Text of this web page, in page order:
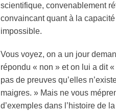
scientifique, convenablement
convaincant quant à la
impossible.
Vous voyez, on a un jour
répondu « non » et on lui a dit
pas de preuves qu’elles
maigres. » Mais ne vous
d’exemples dans l’histoire de